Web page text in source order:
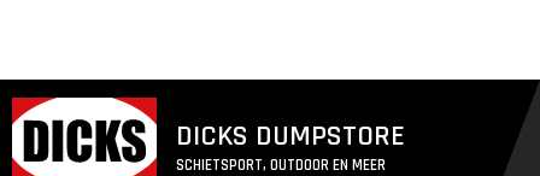
DICKS DUMPSTORE
SCHIETSPORT, OUTDOOR EN MEER